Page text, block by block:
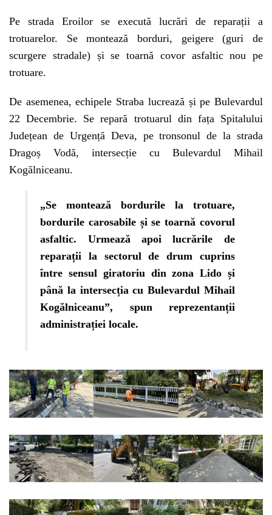
o
k
p g
er
e ă
Pe strada Eroilor se execută lucrări de reparații a
trotuarelor. Se montează borduri, geigere (guri de
scurgere stradale) și se toarnă covor asfaltic nou pe
trotuare.
De asemenea, echipele Straba lucrează și pe Bulevardul
22 Decembrie. Se repară trotuarul din fața Spitalului
Județean de Urgență Deva, pe tronsonul de la strada
Dragoș Vodă, intersecție cu Bulevardul Mihail
Kogălniceanu.
„Se montează bordurile la trotuare,
bordurile carosabile și se toarnă covorul
asfaltic. Urmează apoi lucrările de
reparații la sectorul de drum cuprins
între sensul giratoriu din zona Lido și
până la intersecția cu Bulevardul Mihail
Kogălniceanu”, spun reprezentanții
administrației locale.